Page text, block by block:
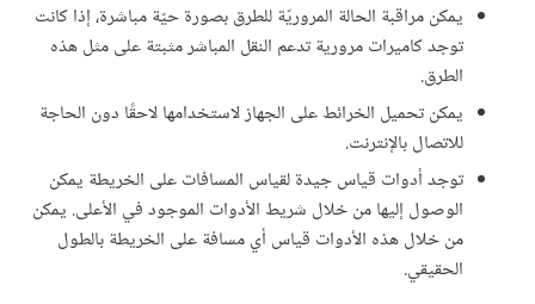
يمكن مراقبة الحالة المروريّة للطرق بصورة حيّة مباشرة، إذا كانت
توجد كاميرات مرورية تدعم النقل المباشر مثبتة على مثل هذه
الطرق.
يمكن تحميل الخرائط على الجهاز لاستخدامها لاحقًا دون الحاجة
للاتصال بالإنترنت.
توجد أدوات قياس جيدة لقياس المسافات على الخريطة يمكن
الوصول إليها من خلال شريط الأدوات الموجود في الأعلى. يمكن
من خلال هذه الأدوات قياس أي مسافة على الخريطة بالطول
الحقيقي.